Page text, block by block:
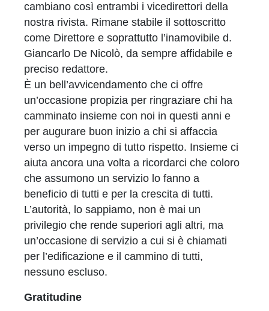
cambiano così entrambi i vicedirettori della
nostra rivista. Rimane stabile il sottoscritto
come Direttore e soprattutto l’inamovibile d.
Giancarlo De Nicolò, da sempre affidabile e
preciso redattore.
È un bell’avvicendamento che ci offre
un’occasione propizia per ringraziare chi ha
camminato insieme con noi in questi anni e
per augurare buon inizio a chi si affaccia
verso un impegno di tutto rispetto. Insieme ci
aiuta ancora una volta a ricordarci che coloro
che assumono un servizio lo fanno a
beneficio di tutti e per la crescita di tutti.
L’autorità, lo sappiamo, non è mai un
privilegio che rende superiori agli altri, ma
un’occasione di servizio a cui si è chiamati
per l’edificazione e il cammino di tutti,
nessuno escluso.
Gratitudine